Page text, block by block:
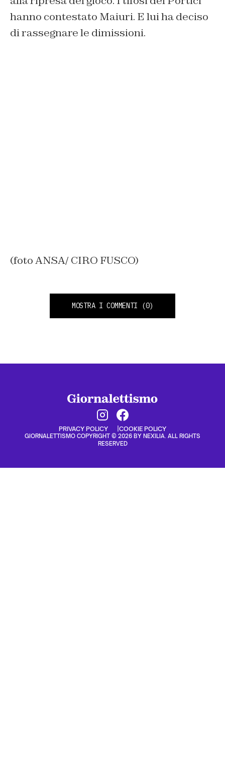
hanno contestato Maiuri. E lui ha deciso
di rassegnare le dimissioni.
(foto ANSA/ CIRO FUSCO)
MOSTRA I COMMENTI (0)
PRIVACY POLICY COOKIE POLICY
GIORNALETTISMO COPYRIGHT © 2026 BY NEXILIA. ALL RIGHTS
RESERVED